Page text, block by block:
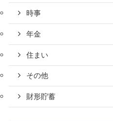
時事
年金
住まい
その他
財形貯蓄